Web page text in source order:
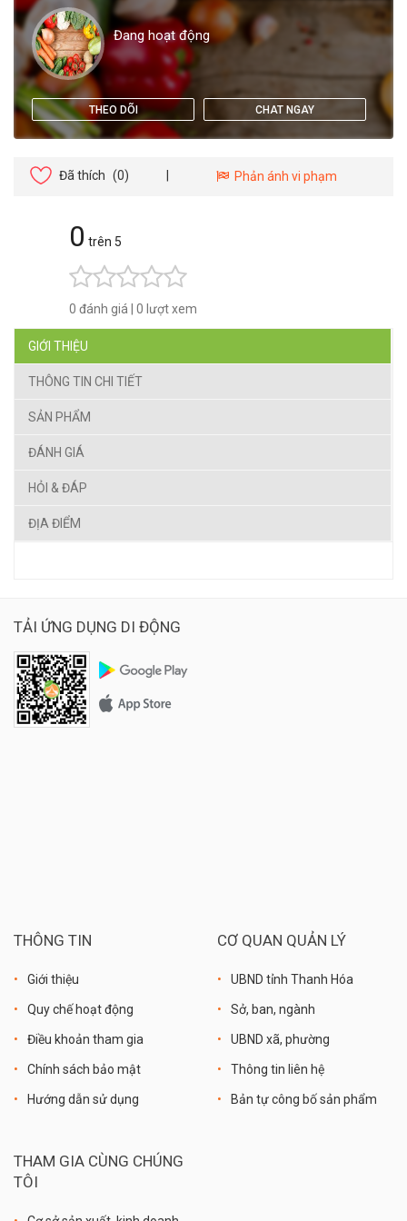
Đang hoạt động
THEO DÕI CHAT NGAY
Đã thích (0) Phản ánh vi phạm
0 trên 5
0 đánh giá 0 lượt xem
GIỚI THIỆU
THÔNG TIN CHI TIẾT
SẢN PHẨM
ĐÁNH GIÁ
HỎI & ĐÁP
ĐỊA ĐIỂM
TẢI ỨNG DỤNG DI ĐỘNG
THÔNG TIN
Giới thiệu
Quy chế hoạt động
Điều khoản tham gia
Chính sách bảo mật
Hướng dẫn sử dụng
CƠ QUAN QUẢN LÝ
UBND tỉnh Thanh Hóa
Sở, ban, ngành
UBND xã, phường
Thông tin liên hệ
Bản tự công bố sản phẩm
THAM GIA CÙNG CHÚNG
TÔI